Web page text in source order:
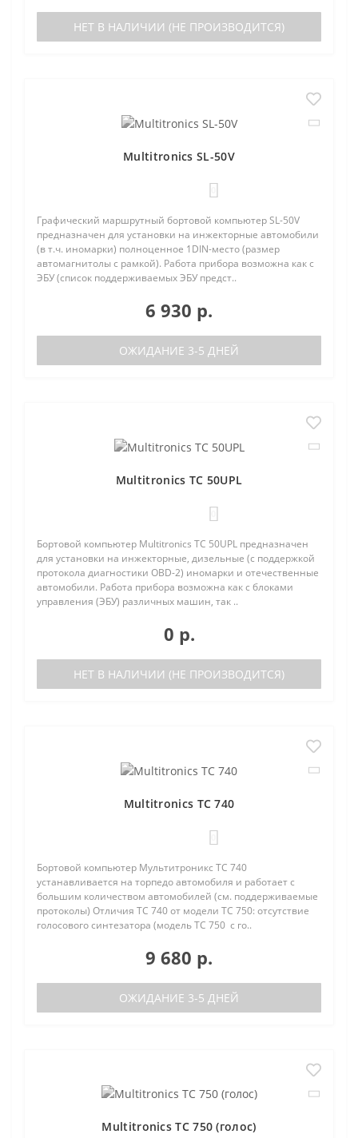
НЕТ В НАЛИЧИИ (НЕ ПРОИЗВОДИТСЯ)
Multitronics SL-50V
Графический маршрутный бортовой компьютер SL-50V
предназначен для установки на инжекторные автомобили
(в т.ч. иномарки) полноценное 1DIN-место (размер
автомагнитолы с рамкой). Работа прибора возможна как с
ЭБУ (список поддерживаемых ЭБУ предст..
6 930 р.
ОЖИДАНИЕ 3-5 ДНЕЙ
Multitronics TC 50UPL
Бортовой компьютер Multitronics TC 50UPL предназначен
для установки на инжекторные, дизельные (с поддержкой
протокола диагностики OBD-2) иномарки и отечественные
автомобили. Работа прибора возможна как с блоками
управления (ЭБУ) различных машин, так ..
0 р.
НЕТ В НАЛИЧИИ (НЕ ПРОИЗВОДИТСЯ)
Multitronics TC 740
Бортовой компьютер Мультитроникс TC 740
устанавливается на торпедо автомобиля и работает с
большим количеством автомобилей (см. поддерживаемые
протоколы) Отличия TC 740 от модели TC 750: отсутствие
голосового синтезатора (модель TC 750 с го..
9 680 р.
ОЖИДАНИЕ 3-5 ДНЕЙ
Multitronics TC 750 (голос)